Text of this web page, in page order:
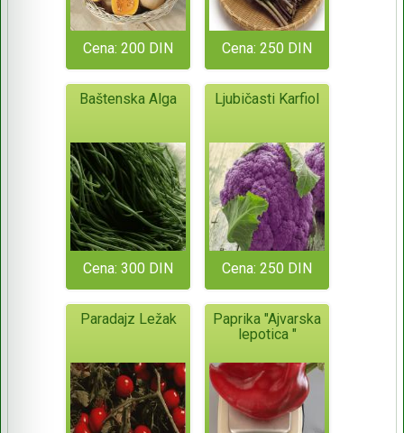
Cena: 200 DIN Cena: 250 DIN
Baštenska Alga
Cena: 300 DIN
Ljubičasti Karfiol
Cena: 250 DIN
Paradajz Ležak
Paprika "Ajvarska
lepotica "